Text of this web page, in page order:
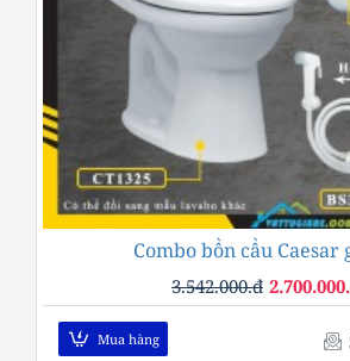
Combo bồn cầu Caesar
3.542.000.đ
Mua hàng